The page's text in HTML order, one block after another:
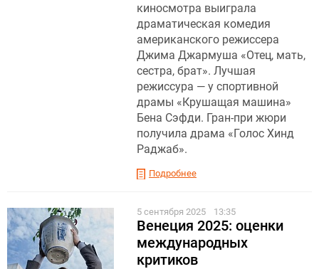
киносмотра выиграла
драматическая комедия
американского режиссера
Джима Джармуша «Отец, мать,
сестра, брат». Лучшая
режиссура — у спортивной
драмы «Крушащая машина»
Бена Сэфди. Гран-при жюри
получила драма «Голос Хинд
Раджаб».
Подробнее
5 сентября 2025 13:35
Венеция 2025: оценки
международных
критиков